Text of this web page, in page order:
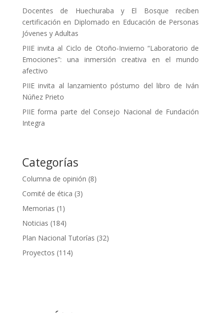
Docentes de Huechuraba y El Bosque reciben
certificación en Diplomado en Educación de Personas
Jóvenes y Adultas
PIIE invita al Ciclo de Otoño-Invierno “Laboratorio de
Emociones”: una inmersión creativa en el mundo
afectivo
PIIE invita al lanzamiento póstumo del libro de Iván
Núñez Prieto
PIIE forma parte del Consejo Nacional de Fundación
Integra
Categorías
Columna de opinión (8)
Comité de ética (3)
Memorias (1)
Noticias (184)
Plan Nacional Tutorías (32)
Proyectos (114)